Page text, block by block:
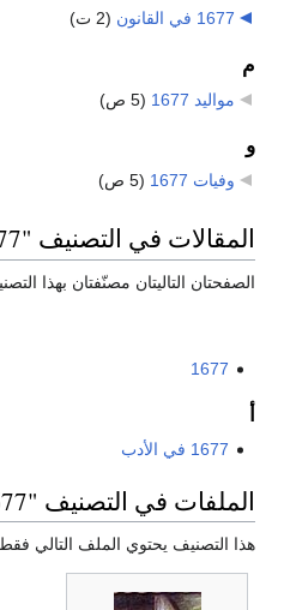
1677 في القانون (2 ت)
م
مواليد 1677 (5 ص)
و
وفيات 1677 (5 ص)
المقالات في التصنيف "1677"
الصفحتان التاليتان مصنّفتان بهذا
1677
1677 في الأدب
الملفات في التصنيف "1677"
هذا التصنيف يحتوي الملف التالي فقط.